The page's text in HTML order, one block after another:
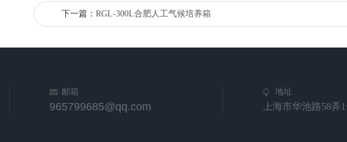
下一篇： RGL-300L合肥人工气候培养箱
邮箱
965799685@qq.com
地址
上海市华池路58弄